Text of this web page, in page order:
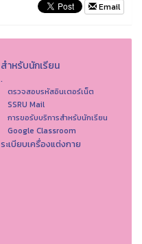
Email
สำหรับนักเรียน
.
ตรวจสอบรหัสอินเตอร์เน็ต
SSRU Mail
การขอรับบริการสำหรับนักเรียน
Google Classroom
ระเบียบเครื่องแต่งกาย